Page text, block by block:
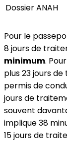
Dossier ANAH
Pour le
8 jours de
minimum.
plus 23 jours
permis de
jours de
souvent
implique 38
15 jours de